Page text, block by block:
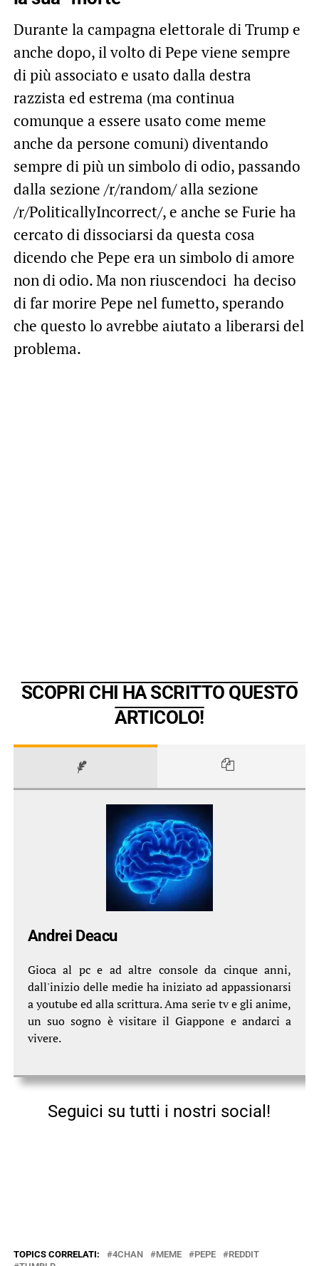
Durante la campagna elettorale di Trump e
anche dopo, il volto di Pepe viene sempre
di più associato e usato dalla destra
razzista ed estrema (ma continua
comunque a essere usato come meme
anche da persone comuni) diventando
sempre di più un simbolo di odio, passando
dalla sezione /r/random/ alla sezione
/r/PoliticallyIncorrect/, e anche se Furie ha
cercato di dissociarsi da questa cosa
dicendo che Pepe era un simbolo di amore
non di odio. Ma non riuscendoci ha deciso
di far morire Pepe nel fumetto, sperando
che questo lo avrebbe aiutato a liberarsi del
problema.
SCOPRI CHI HA SCRITTO QUESTO
ARTICOLO!
Andrei Deacu
Gioca al pc e ad altre console da cinque anni,
dall'inizio delle medie ha iniziato ad appassionarsi
a youtube ed alla scrittura. Ama serie tv e gli anime,
un suo sogno è visitare il Giappone e andarci a
vivere.
Seguici su tutti i nostri social!
TOPICS CORRELATI: 4CHAN MEME PEPE
REDDIT